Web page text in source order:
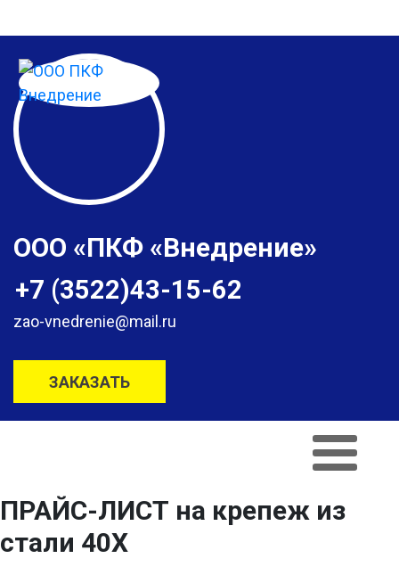
ООО «ПКФ «Внедрение»
+7 (3522)43-15-62
zao-vnedrenie@mail.ru
ЗАКАЗАТЬ
ПРАЙС-ЛИСТ на крепеж из
стали 40Х